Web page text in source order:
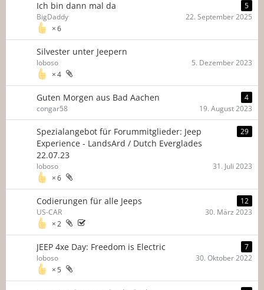
Ich bin dann mal da 5
6
BigDaddy 22. September 2025
Silvester unter Jeepern
4
loboso 5. Dezember 2023
Guten Morgen aus Bad Aachen
4
congar58
19. August 2023
Spezialangebot für Forummitglieder: Jeep
Experience - LandsArd / Dutch Everglades
22.07.23
29
6
loboso 31. Juli 2023
Codierungen für alle Jeeps 12
2
US-CAR 30. März 2023
JEEP 4xe Day: Freedom is Electric 7
5
loboso 30. Oktober 2022